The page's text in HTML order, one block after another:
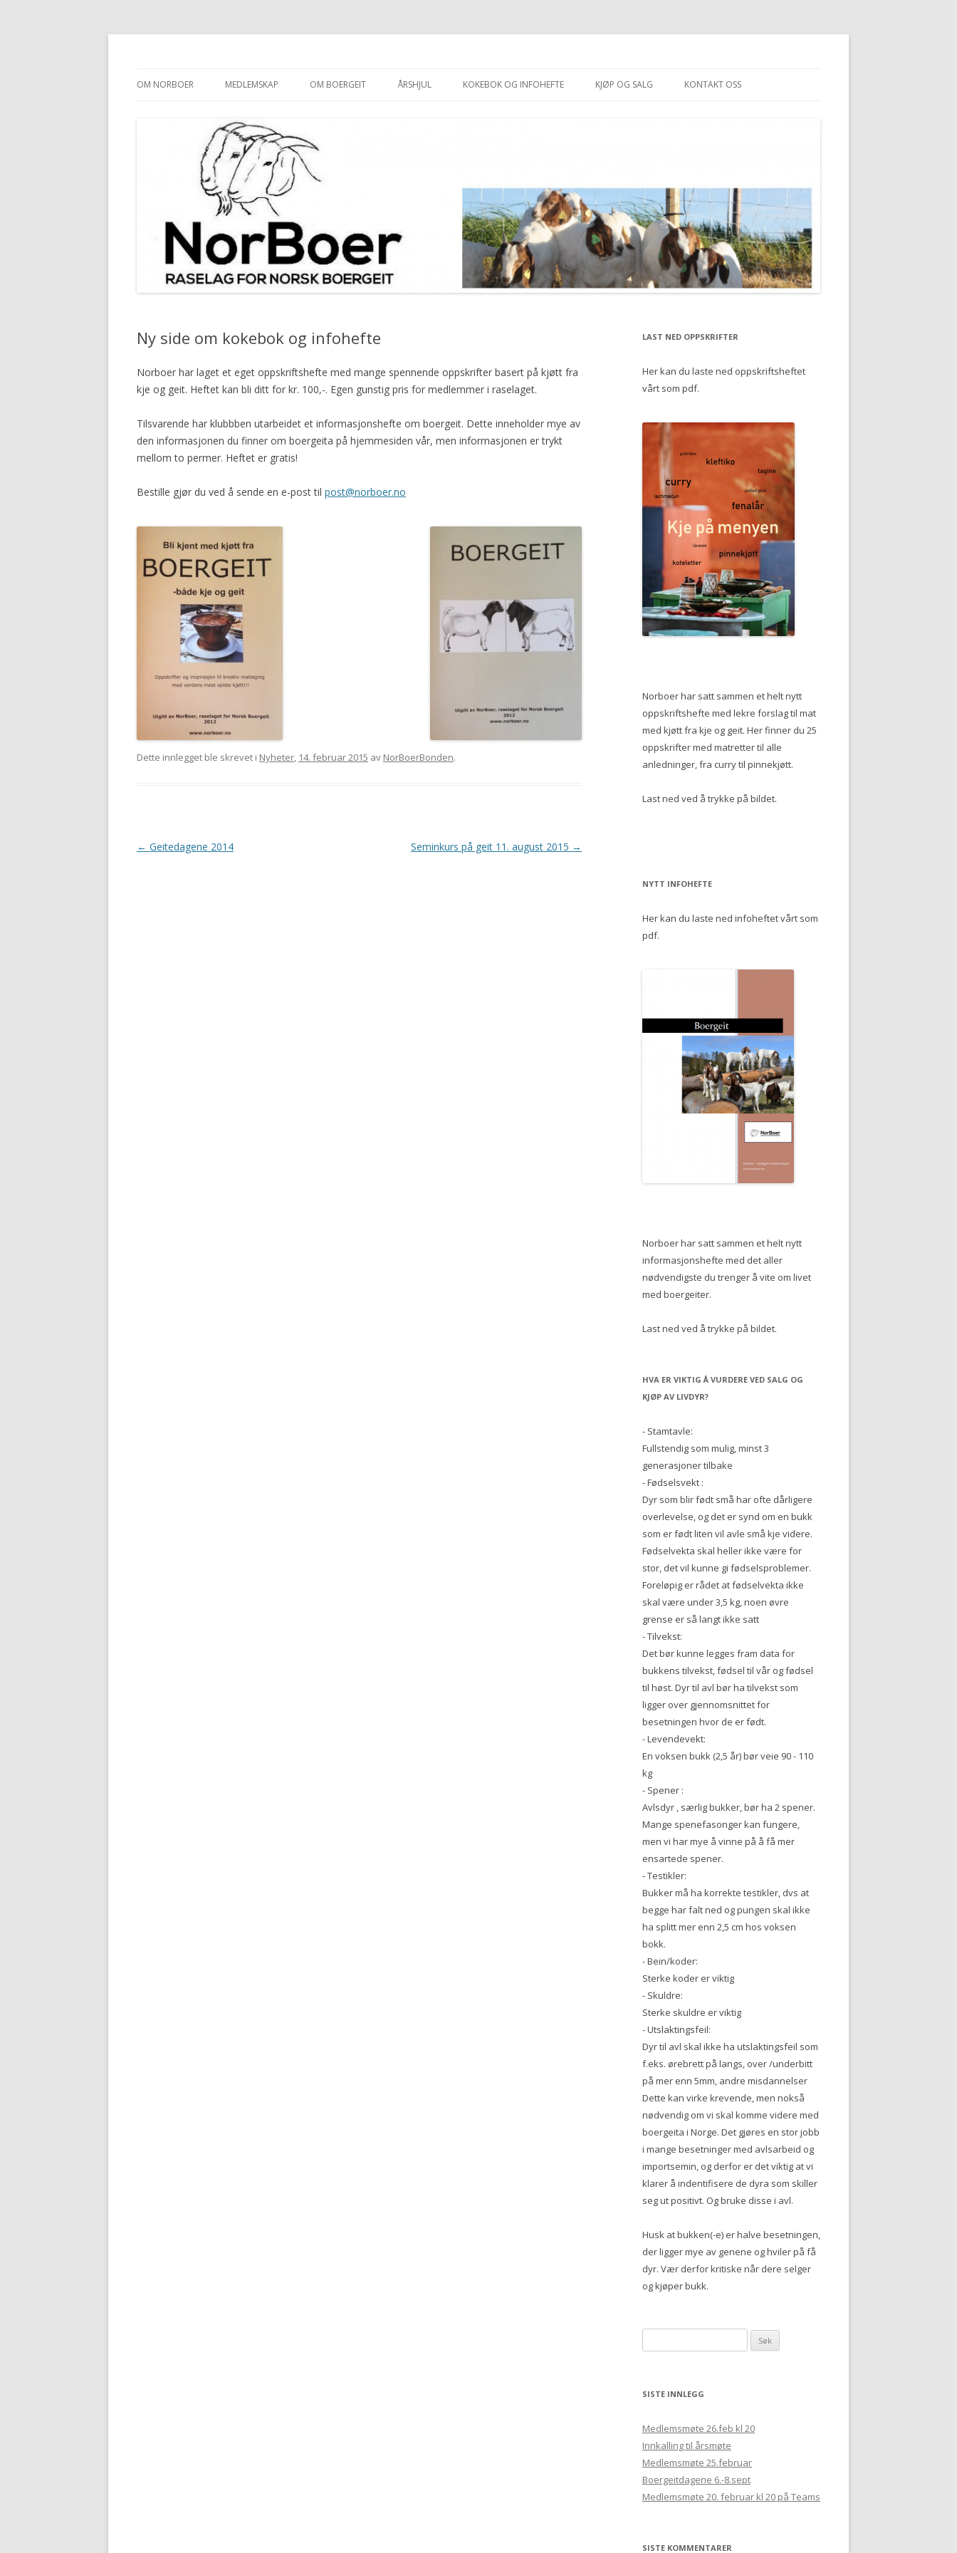
OM NORBOER MEDLEMSKAP OM BOERGEIT ÅRSHJUL KOKEBOK OG INFOHEFTE KJØP OG SALG KONTAKT OSS
Ny side om kokebok og infohefte
Norboer har laget et eget oppskriftshefte med mange spennende oppskrifter basert på kjøtt fra
kje og geit. Heftet kan bli ditt for kr. 100,-. Egen gunstig pris for medlemmer i raselaget.
Tilsvarende har klubbben utarbeidet et informasjonshefte om boergeit. Dette inneholder mye av
den informasjonen du finner om boergeita på hjemmesiden vår, men informasjonen er trykt
mellom to permer. Heftet er gratis!
Bestille gjør du ved å sende en e-post til post@norboer.no
Dette innlegget ble skrevet i Nyheter, 14. februar 2015 av NorBoerBonden.
Innleggsnavigasjon
← Geitedagene 2014 Seminkurs på geit 11. august 2015 →
LAST NED OPPSKRIFTER
Her kan du laste ned oppskriftsheftet
vårt som pdf.
Norboer har satt sammen et helt nytt
oppskriftshefte med lekre forslag til mat
med kjøtt fra kje og geit. Her finner du 25
oppskrifter med matretter til alle
anledninger, fra curry til pinnekjøtt.
Last ned ved å trykke på bildet.
NYTT INFOHEFTE
Her kan du laste ned infoheftet vårt som
pdf.
Norboer har satt sammen et helt nytt
informasjonshefte med det aller
nødvendigste du trenger å vite om livet
med boergeiter.
Last ned ved å trykke på bildet.
HVA ER VIKTIG Å VURDERE VED SALG OG
KJØP AV LIVDYR?
- Stamtavle:
Fullstendig som mulig, minst 3
generasjoner tilbake
- Fødselsvekt :
Dyr som blir født små har ofte dårligere
overlevelse, og det er synd om en bukk
som er født liten vil avle små kje videre.
Fødselvekta skal heller ikke være for
stor, det vil kunne gi fødselsproblemer.
Foreløpig er rådet at fødselvekta ikke
skal være under 3,5 kg, noen øvre
grense er så langt ikke satt
- Tilvekst:
Det bør kunne legges fram data for
bukkens tilvekst, fødsel til vår og fødsel
til høst. Dyr til avl bør ha tilvekst som
ligger over gjennomsnittet for
besetningen hvor de er født.
- Levendevekt:
En voksen bukk (2,5 år) bør veie 90 - 110
kg
- Spener :
Avlsdyr , særlig bukker, bør ha 2 spener.
Mange spenefasonger kan fungere,
men vi har mye å vinne på å få mer
ensartede spener.
- Testikler:
Bukker må ha korrekte testikler, dvs at
begge har falt ned og pungen skal ikke
ha splitt mer enn 2,5 cm hos voksen
bokk.
- Bein/koder:
Sterke koder er viktig
- Skuldre:
Sterke skuldre er viktig
- Utslaktingsfeil:
Dyr til avl skal ikke ha utslaktingsfeil som
f.eks. ørebrett på langs, over /underbitt
på mer enn 5mm, andre misdannelser
Dette kan virke krevende, men nokså
nødvendig om vi skal komme videre med
boergeita i Norge. Det gjøres en stor jobb
i mange besetninger med avlsarbeid og
importsemin, og derfor er det viktig at vi
klarer å indentifisere de dyra som skiller
seg ut positivt. Og bruke disse i avl.
Husk at bukken(-e) er halve besetningen,
der ligger mye av genene og hviler på få
dyr. Vær derfor kritiske når dere selger
og kjøper bukk.
SISTE INNLEGG
Medlemsmøte 26.feb kl 20
Innkalling til årsmøte
Medlemsmøte 25.februar
Boergeitdagene 6.-8.sept
Medlemsmøte 20. februar kl 20 på Teams
SISTE KOMMENTARER